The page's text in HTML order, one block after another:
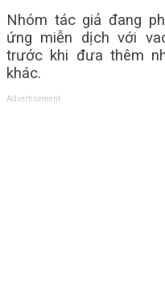
Nhóm tác giả đang
ứng miễn dịch với
trước khi đưa thêm
khác.
Advertisement